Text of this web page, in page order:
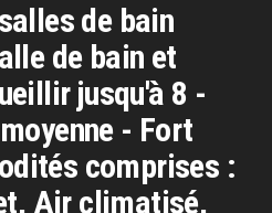
de bain
de bain et
jusqu'à 8 -
- Fort
comprises :
Air climatisé,